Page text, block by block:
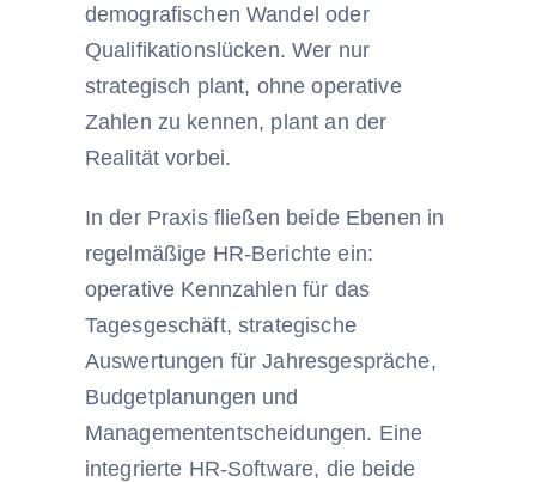
demografischen Wandel oder
Qualifikationslücken. Wer nur
strategisch plant, ohne operative
Zahlen zu kennen, plant an der
Realität vorbei.
In der Praxis fließen beide Ebenen in
regelmäßige HR-Berichte ein:
operative Kennzahlen für das
Tagesgeschäft, strategische
Auswertungen für Jahresgespräche,
Budgetplanungen und
Managemententscheidungen. Eine
integrierte HR-Software, die beide